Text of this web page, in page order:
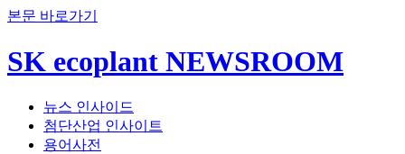
본문 바로가기
SK ecoplant NEWSROOM
뉴스 인사이드
첨단산업 인사이트
용어사전